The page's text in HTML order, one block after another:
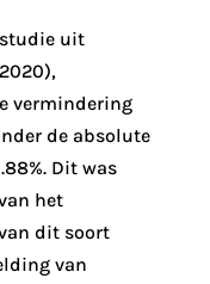
uit
vermindering
de absolute
Dit was
het
dit soort
van